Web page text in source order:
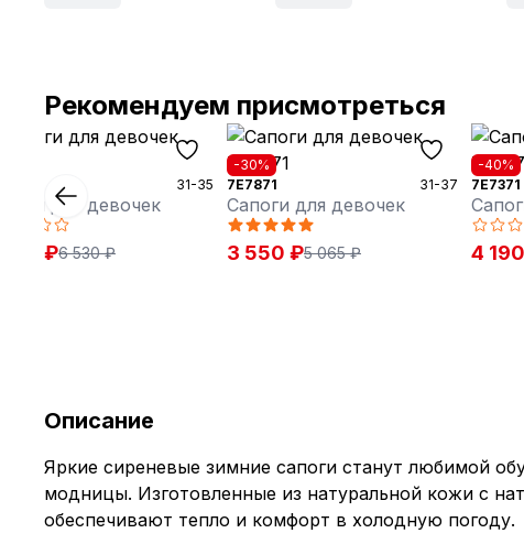
Рекомендуем присмотреться
31-35
для девочек
₽6 530 ₽
-30%
7E7871
31-37
Сапоги для девочек
3 550 ₽5 065 ₽
-40%
7E7371
4
Описание
Яркие сиреневые зимние сапоги станут любимой
модницы. Изготовленные из натуральной кожи с
обеспечивают тепло и комфорт в холодную погоду.